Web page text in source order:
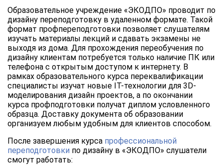
Образовательное учреждение «ЭКОДПО» проводит по
дизайну переподготовку в удаленном формате. Такой
формат профпереподготовки позволяет слушателям
изучать материалы лекций и сдавать экзамены не
выходя из дома. Для прохождения переобучения по
дизайну клиентам потребуется только наличие ПК или
телефона с открытым доступом к интернету. В
рамках образовательного курса переквалификации
специалисты изучат новые IT-технологии для 3D-
моделирования дизайн проектов, а по окончании
курса профподготовки получат диплом условленного
образца. Доставку документа об образовании
организуем любым удобным для клиентов способом.
После завершения курса профессиональной
переподготовки по дизайну в «ЭКОДПО» слушатели
смогут работать: